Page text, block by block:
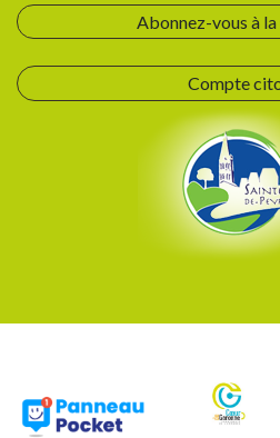
Abonnez-vous à
Compte